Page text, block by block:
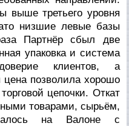
выше третьего уровня
низшие левые базы
Партнёр сбыл две
упаковка и система
клиентов, а
цена позволила хорошо
цепочки. Откат
товарами, сырьём,
на Валоне с